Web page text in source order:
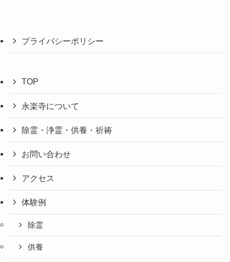
プライバシーポリシー
TOP
永楽寺について
除霊・浄霊・供養・祈祷
お問い合わせ
アクセス
体験例
除霊
供養